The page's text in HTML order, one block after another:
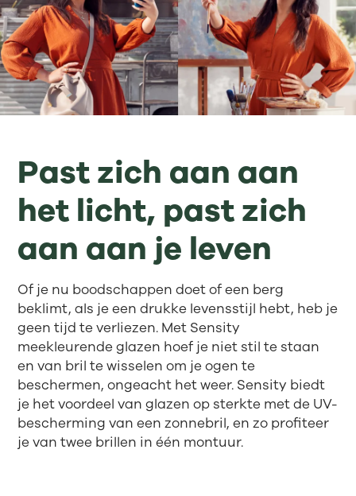
Past zich aan aan
het licht, past zich
aan aan je leven
Of je nu boodschappen doet of een berg
beklimt, als je een drukke levensstijl hebt, heb je
geen tijd te verliezen. Met Sensity
meekleurende glazen hoef je niet stil te staan
en van bril te wisselen om je ogen te
beschermen, ongeacht het weer. Sensity biedt
je het voordeel van glazen op sterkte met de UV-
bescherming van een zonnebril, en zo profiteer
je van twee brillen in één montuur.